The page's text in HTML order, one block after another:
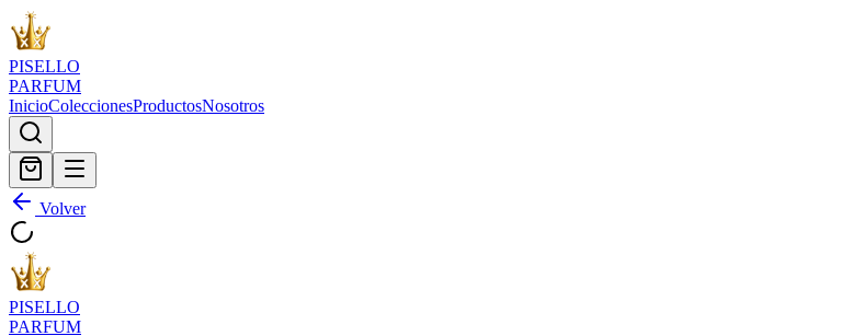
PISELLO
PARFUM
InicioColeccionesProductosNosotros
Volver
PISELLO
PARFUM